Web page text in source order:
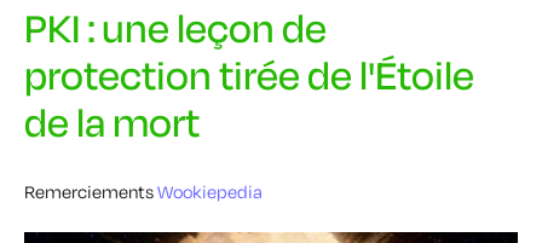
PKI : une leçon de
protection tirée de l'Étoile
de la mort
RemerciementsWookiepedia